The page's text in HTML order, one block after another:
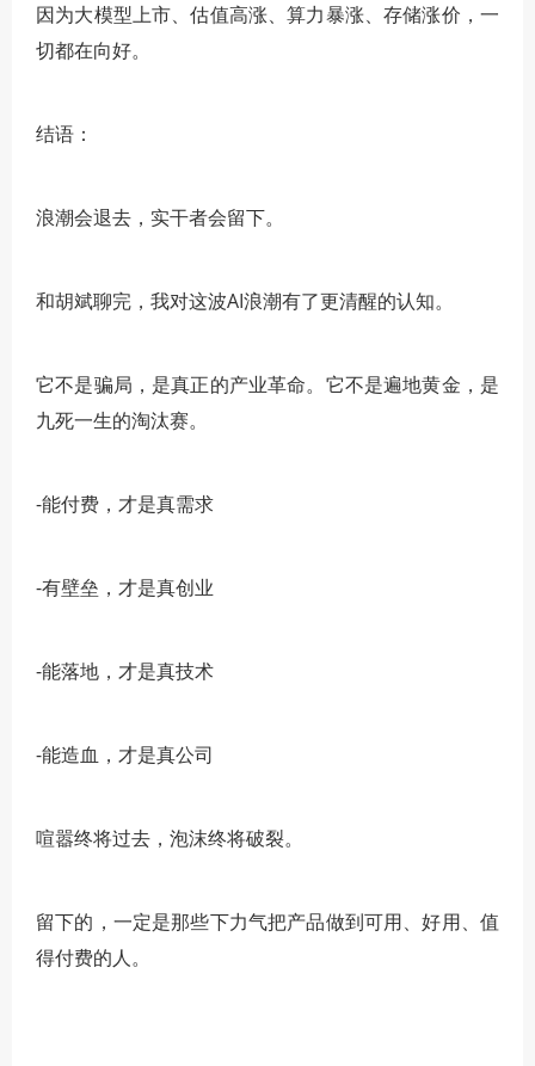
因为大模型上市、估值高涨、算力暴涨、存储涨价，一
切都在向好。
结语：
浪潮会退去，实干者会留下。
和胡斌聊完，我对这波AI浪潮有了更清醒的认知。
它不是骗局，是真正的产业革命。它不是遍地黄金，是
九死一生的淘汰赛。
-能付费，才是真需求
-有壁垒，才是真创业
-能落地，才是真技术
-能造血，才是真公司
喧嚣终将过去，泡沫终将破裂。
留下的，一定是那些下力气把产品做到可用、好用、值
得付费的人。